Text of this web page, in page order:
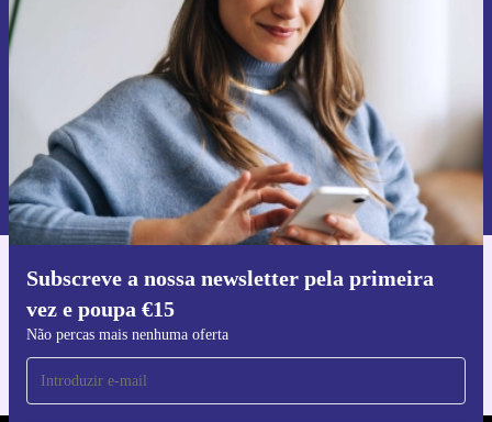
Subscreve a nossa newsletter pela primeira
vez e poupa €15
Não percas mais nenhuma oferta
Não percas mais nenhuma oferta.
Pedir voucher
Informações sobre o uso de dados pessoais podem ser encontrados na
nossa
Política de Privacidade.
Faz o download da app refurbed
Para iOS e Android